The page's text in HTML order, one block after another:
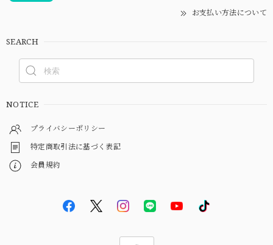
お支払い方法について
SEARCH
NOTICE
プライバシーポリシー
特定商取引法に基づく表記
会員規約